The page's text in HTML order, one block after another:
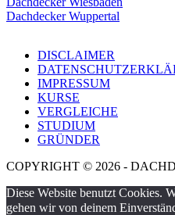
Dachdecker Wuppertal
DISCLAIMER
IMPRESSUM
KURSE
VERGLEICHE
STUDIUM
GRÜNDER
COPYRIGHT © 2026 -
Diese Website benutzt Cookies.
gehen wir von deinem